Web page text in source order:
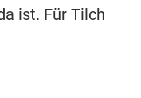
ist. Für Tilch